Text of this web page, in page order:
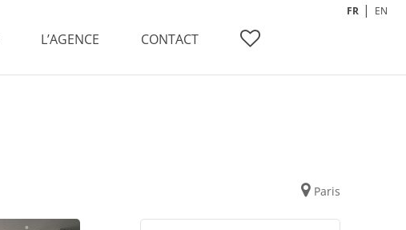
L’AGENCE CONTACT
FR EN
Paris